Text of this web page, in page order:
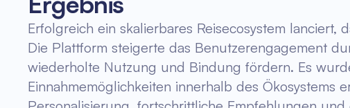
Erfolgreich ein skalierbares Reisecosystem
Die Plattform steigerte das Benutzerengagement
wiederholte Nutzung und Bindung fördern. Es
Einnahmemöglichkeiten innerhalb des